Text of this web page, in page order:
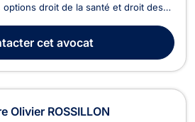
droit de la santé et droit des
les juridictions francophones de
à un licenc...
cet avocat
Olivier ROSSILLON